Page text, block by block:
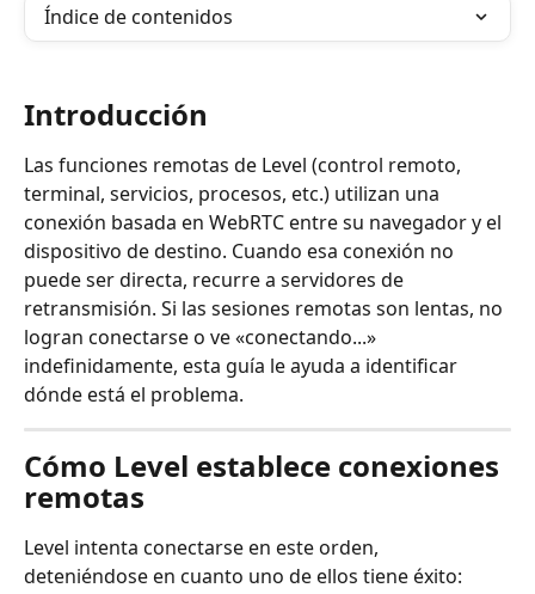
Índice de contenidos
Introducción
Las funciones remotas de Level (control remoto,
terminal, servicios, procesos, etc.) utilizan una
conexión basada en WebRTC entre su navegador y el
dispositivo de destino. Cuando esa conexión no
puede ser directa, recurre a servidores de
retransmisión. Si las sesiones remotas son lentas, no
logran conectarse o ve «conectando...»
indefinidamente, esta guía le ayuda a identificar
dónde está el problema.
Cómo Level establece conexiones
remotas
Level intenta conectarse en este orden,
deteniéndose en cuanto uno de ellos tiene éxito: